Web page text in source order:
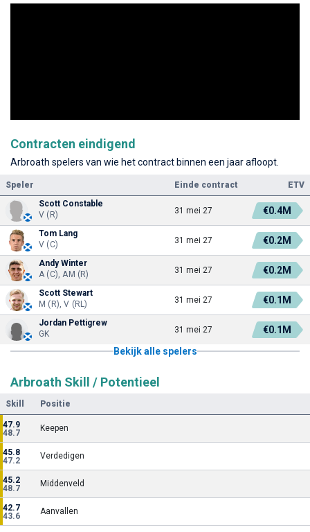
Contracten eindigend
Arbroath spelers van wie het contract binnen een jaar afloopt.
Speler Einde contract
ETV
Scott Constable
V (R)
31 mei 27 €0.4M
Tom Lang
V (C)
31 mei 27 €0.2M
Andy Winter
A (C), AM (R)
31 mei 27 €0.2M
Scott Stewart
M (R), V (RL)
31 mei 27 €0.1M
Jordan Pettigrew
GK
31 mei 27
€0.1M
Bekijk alle spelers
Arbroath Skill / Potentieel
Skill Positie
47.9
48.7
Keepen
45.8
47.2
Verdedigen
45.2
48.7
Middenveld
42.7
43.6
Aanvallen